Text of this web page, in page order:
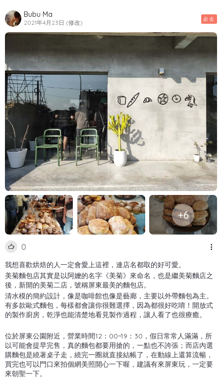
Bubu Ma
2021年4月23日 (修改) 必去
+6
0
我想喜歡烘焙的人一定會愛上這裡，連店名都取的好可愛。
美菊麵包店其實是以阿嬤的名字《美菊》來命名，也是繼美菊麵店之
後，新開的美菊二店，號稱屏東最美的麵包店。
清水模的簡約設計，像是咖啡館也像是藝廊，主要以外帶麵包為主。
有多款歐式麵包，每樣都會讓你很難選擇，因為都很好吃唷！開放式
的製作廚房，乾淨也能清楚地看見製作過程，讓人看了也很療癒。
位於屏東公園附近，營業時間12：00~19：30，假日常常人滿滿，所
以可能會提早完售，真的麵包都要用搶的，一點也不誇張；而店內選
購麵包是繞著桌子走，繞完一圈就直接結帳了，在動線上還算流暢，
買完也可以門口來拍個網美照開心一下喔，建議有來屏東玩，一定要
來朝聖一下。